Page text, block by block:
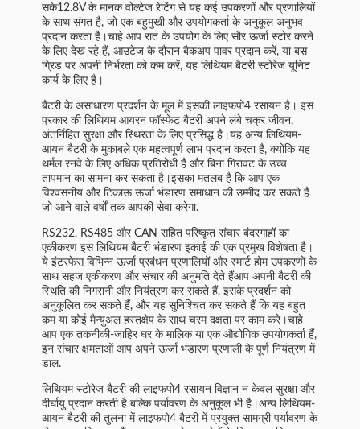
सके12.8V के मानक वोल्टेज रेटिंग से यह कई उपकरणों और प्रणालियों
के साथ संगत है, जो एक बहुमुखी और उपयोगकर्ता के अनुकूल अनुभव
प्रदान करता है।चाहे आप रात के उपयोग के लिए सौर ऊर्जा स्टोर करने
के लिए देख रहे हैं, आउटेज के दौरान बैकअप पावर प्रदान करें, या बस
ग्रिड पर अपनी निर्भरता को कम करें, यह लिथियम बैटरी स्टोरेज यूनिट
कार्य के लिए है।
बैटरी के असाधारण प्रदर्शन के मूल में इसकी लाइफपो4 रसायन है। इस
प्रकार की लिथियम आयरन फॉस्फेट बैटरी अपने लंबे चक्र जीवन,
अंतर्निहित सुरक्षा और स्थिरता के लिए प्रसिद्ध है।यह अन्य लिथियम-
आयन बैटरी के मुकाबले एक महत्वपूर्ण लाभ प्रदान करता है, क्योंकि यह
थर्मल रनवे के लिए अधिक प्रतिरोधी है और बिना गिरावट के उच्च
तापमान का सामना कर सकता है।इसका मतलब है कि आप एक
विश्वसनीय और टिकाऊ ऊर्जा भंडारण समाधान की उम्मीद कर सकते हैं
जो आने वाले वर्षों तक आपकी सेवा करेगा.
RS232, RS485 और CAN सहित परिष्कृत संचार बंदरगाहों का
एकीकरण इस लिथियम बैटरी भंडारण इकाई की एक प्रमुख विशेषता है।
ये इंटरफेस विभिन्न ऊर्जा प्रबंधन प्रणालियों और स्मार्ट होम उपकरणों के
साथ सहज एकीकरण और संचार की अनुमति देते हैंआप अपनी बैटरी की
स्थिति की निगरानी और नियंत्रण कर सकते हैं, इसके प्रदर्शन को
अनुकूलित कर सकते हैं, और यह सुनिश्चित कर सकते हैं कि यह बहुत
कम या कोई मैन्युअल हस्तक्षेप के साथ चरम दक्षता पर काम करे।चाहे
आप एक तकनीकी-जाहिर घर के मालिक या एक औद्योगिक उपयोगकर्ता हैं,
इन संचार क्षमताओं आप अपने ऊर्जा भंडारण प्रणाली के पूर्ण नियंत्रण में
डाल.
लिथियम स्टोरेज बैटरी की लाइफपो4 रसायन विज्ञान न केवल सुरक्षा और
दीर्घायु प्रदान करती है बल्कि पर्यावरण के अनुकूल भी है।अन्य लिथियम-
आयन बैटरी की तुलना में लाइफपो4 बैटरी में प्रयुक्त सामग्री पर्यावरण के